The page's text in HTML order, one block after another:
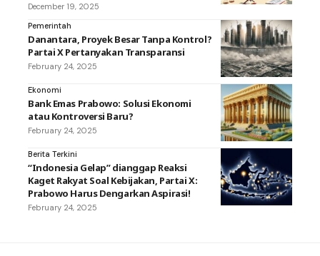
December 19, 2025
Pemerintah
Danantara, Proyek Besar Tanpa Kontrol?
Partai X Pertanyakan Transparansi
February 24, 2025
Ekonomi
Bank Emas Prabowo: Solusi Ekonomi
atau Kontroversi Baru?
February 24, 2025
Berita Terkini
“Indonesia Gelap” dianggap Reaksi
Kaget Rakyat Soal Kebijakan, Partai X:
Prabowo Harus Dengarkan Aspirasi!
February 24, 2025